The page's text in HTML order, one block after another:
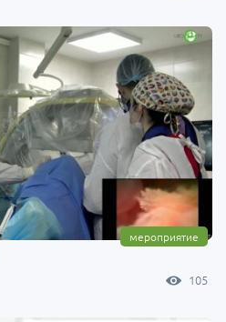
мероприятие
105